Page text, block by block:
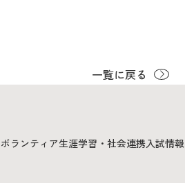
一覧に戻る
ボランティア生涯学習・社会連携入試情報